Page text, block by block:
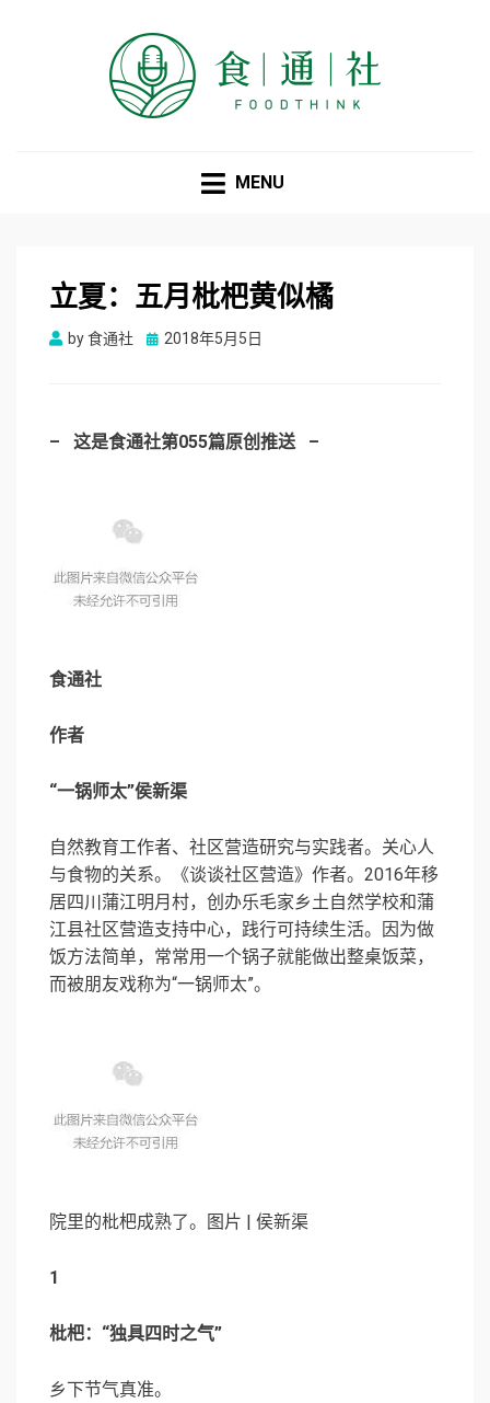
MENU
立夏：五月枇杷黄似橘
by食通社
Posted
2018年5月5日
– 这是食通社第055篇原创推送 –
食通社
作者
“一锅师太”侯新渠
自然教育工作者、社区营造研究与实践者。关心人
与食物的关系。《谈谈社区营造》作者。2016年移
居四川蒲江明月村，创办乐毛家乡土自然学校和蒲
江县社区营造支持中心，践行可持续生活。因为做
饭方法简单，常常用一个锅子就能做出整桌饭菜，
而被朋友戏称为“一锅师太”。
院里的枇杷成熟了。图片 | 侯新渠
1
枇杷：“独具四时之气”
乡下节气真准。